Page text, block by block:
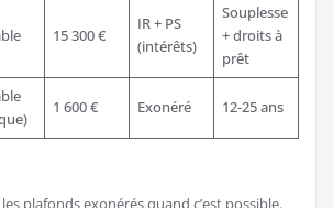
15 300 €
IR + PS
(intérêts)
Souplesse
+ droits à
prêt
1 600 € Exonéré 12-25 ans
plafonds exonérés quand c’est possible.